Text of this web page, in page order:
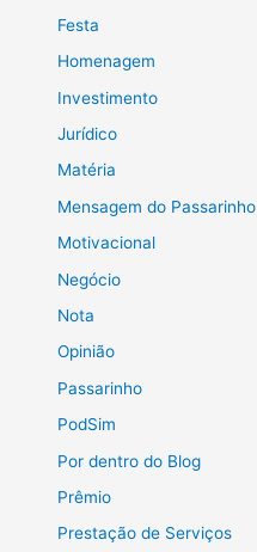
Festa
Homenagem
Investimento
Jurídico
Matéria
Mensagem do Passarinho
Motivacional
Negócio
Nota
Opinião
Passarinho
PodSim
Por dentro do Blog
Prêmio
Prestação de Serviços